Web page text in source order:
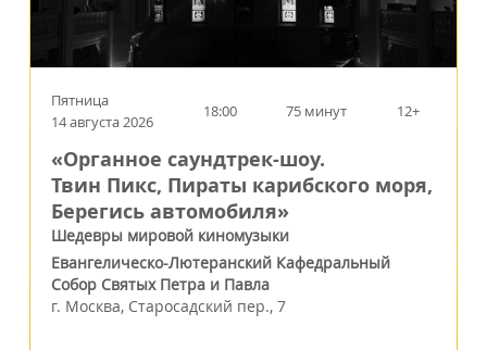
Пятница
14 августа 2026
18:00 75 минут 12+
«Органное саундтрек-шоу.
Твин Пикс, Пираты карибского моря,
Берегись автомобиля»
Шедевры мировой киномузыки
Евангелическо-Лютеранский Кафедральный
Собор Святых Петра и Павла
г. Москва, Старосадский пер., 7